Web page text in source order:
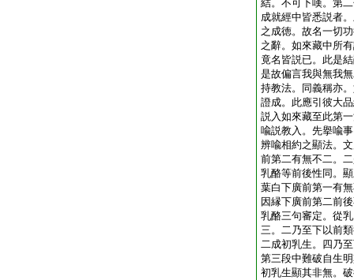
結。不可下嘆。第
成就經中皆悉説者
之成徳。故名一切
之辭。如來藏中所
竟名皆説已。此是
是故偏言我與無我
持教法。同義稱亦
證成。此應引彼大
説入如來藏至此第
喩説教入。先擧喩
辨喩相約之顯法。
前第二有無不二。
乳酪等前後性同。
葉白下廣前第一有
因縁下廣前第二前
乳酪三句審定。從
三。二乃至下以前
二成初乳生。四乃
第三段中難破自生
初乳生顯其非無。